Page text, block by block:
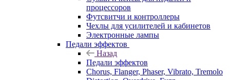
процессоров
Футсвитчи и контроллеры
Чехлы для усилителей и кабинетов
Электронные лампы
Педали эффектов
Назад
Педали эффектов
Chorus, Flanger, Phaser, Vibrato, Tremolo